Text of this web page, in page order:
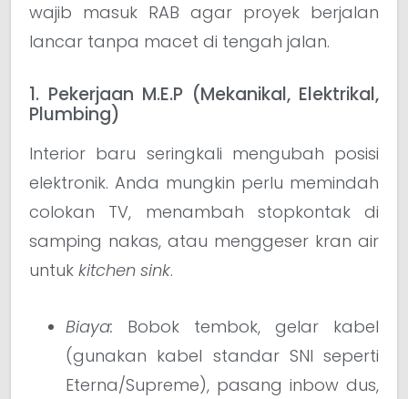
wajib masuk RAB agar proyek berjalan
lancar tanpa macet di tengah jalan.
1. Pekerjaan M.E.P (Mekanikal, Elektrikal,
Plumbing)
Interior baru seringkali mengubah posisi
elektronik. Anda mungkin perlu memindah
colokan TV, menambah stopkontak di
samping nakas, atau menggeser kran air
untuk kitchen sink.
Biaya: Bobok tembok, gelar kabel
(gunakan kabel standar SNI seperti
Eterna/Supreme), pasang inbow dus,